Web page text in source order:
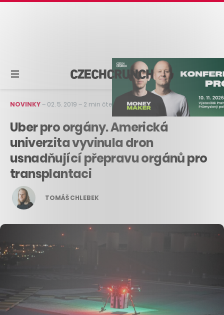
NOVINKY– 02. 5. 2019 – 2 min čtení
Uber pro orgány. Americká
univerzita vyvinula dron
usnadňující přepravu orgánů pro
transplantaci
TOMÁŠ CHLEBEK